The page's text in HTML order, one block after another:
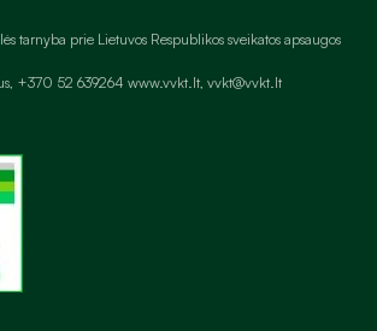
tarnyba prie Lietuvos Respublikos sveikatos apsaugos
+370 52 639264 www.vvkt.lt, vvkt@vvkt.lt